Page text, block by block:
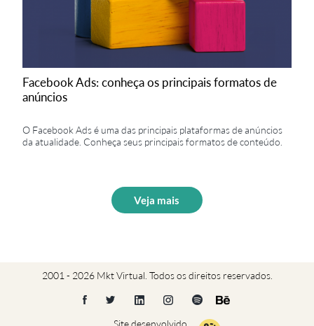
Facebook Ads: conheça os principais formatos de
anúncios
O Facebook Ads é uma das principais plataformas de anúncios
da atualidade. Conheça seus principais formatos de conteúdo.
Veja mais
2001 - 2026 Mkt Virtual. Todos os direitos reservados.
Site desenvolvido